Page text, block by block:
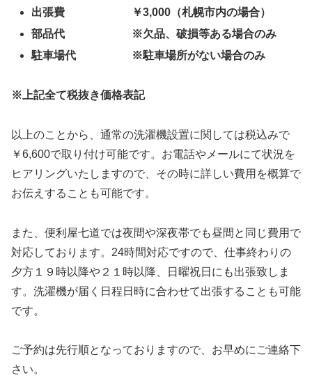
出張費 ￥3,000（札幌市内の場合）
部品代 ※欠品、破損等ある場合のみ
駐車場代 ※駐車場所がない場合のみ
※上記全て税抜き価格表記
以上のことから、通常の洗濯機設置に関しては税込みで
￥6,600で取り付け可能です。お電話やメールにて状況を
ヒアリングいたしますので、その時に詳しい費用を概算で
お伝えすることも可能です。
また、便利屋七道では夜間や深夜帯でも昼間と同じ費用で
対応しております。24時間対応ですので、仕事終わりの
夕方１９時以降や２１時以降、日曜祝日にも出張致しま
す。洗濯機が届く日程日時に合わせて出張することも可能
です。
ご予約は先行順となっておりますので、お早めにご連絡下
さい。